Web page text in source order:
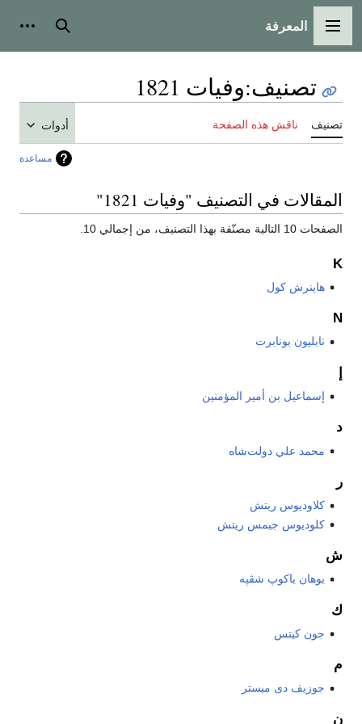
القائمة الرئيسية
المعرفة بحث
تصنيف:وفيات 1821
تصنيف ناقش هذه الصفحة أدوات
مساعدة
المقالات في التصنيف "وفيات 1821"
الصفحات 10 التالية مصنّفة بهذا التصنيف، من إجمالي 10.
K
هاينرش كول
N
نابليون بونابرت
إ
إسماعيل بن أمير المؤمنين
د
محمد علي دولت‌شاه
ر
كلاوديوس ريتش
كلوديوس جيمس ريتش
ش
يوهان ياكوپ شڤپه
ك
جون كيتس
م
جوزيف دى ميستر
ن